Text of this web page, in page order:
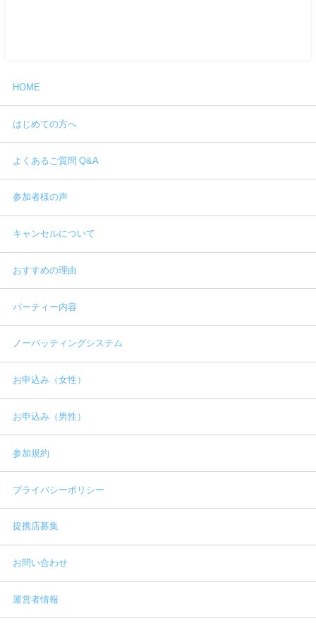
HOME
はじめての方へ
よくあるご質問 Q&A
参加者様の声
キャンセルについて
おすすめの理由
パーティー内容
ノーバッティングシステム
お申込み（女性）
お申込み（男性）
参加規約
プライバシーポリシー
提携店募集
お問い合わせ
運営者情報